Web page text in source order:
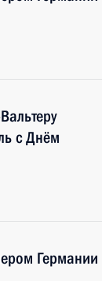
с Днём
Германии